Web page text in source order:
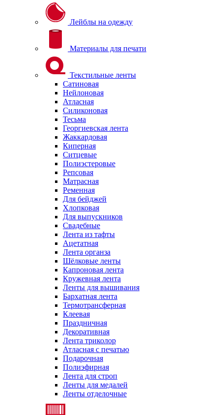
Лейблы на одежду
Материалы для печати
Текстильные ленты
Сатиновая
Нейлоновая
Атласная
Силиконовая
Тесьма
Георгиевская лента
Жаккардовая
Киперная
Ситцевые
Полиэстеровые
Репсовая
Матрасная
Ременная
Для бейджей
Хлопковая
Для выпускников
Свадебные
Лента из тафты
Ацетатная
Лента органза
Шёлковые ленты
Капроновая лента
Кружевная лента
Ленты для вышивания
Бархатная лента
Термотрансферная
Клеевая
Праздничная
Декоративная
Лента триколор
Атласная с печатью
Подарочная
Полиэфирная
Лента для строп
Ленты для медалей
Ленты отделочные